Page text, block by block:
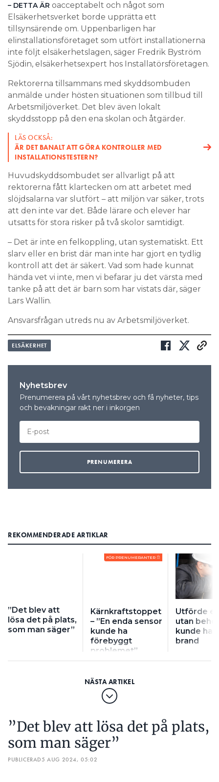
– DETTA ÄR oacceptabelt och något som
Elsäkerhetsverket borde upprätta ett
tillsynsärende om. Uppenbarligen har
elinstallationsföretaget som utfört installationerna
inte följt elsäkerhetslagen, säger Fredrik Byström
Sjödin, elsäkerhetsexpert hos Installatörsföretagen.
Rektorerna tillsammans med skyddsombuden
anmälde under hösten situationen som tillbud till
Arbetsmiljöverket. Det blev även lokalt
skyddsstopp på den ena skolan och åtgärder.
LÄS OCKSÅ:
ÄR DET BANALT ATT GÖRA KONTROLLER MED
INSTALLATIONSTESTERN?
Huvudskyddsombudet ser allvarligt på att
rektorerna fått klartecken om att arbetet med
slöjdsalarna var slutfört – att miljön var säker, trots
att den inte var det. Både lärare och elever har
utsatts för stora risker på två skolor samtidigt.
– Det är inte en felkoppling, utan systematiskt. Ett
slarv eller en brist där man inte har gjort en tydlig
kontroll att det är säkert. Vad som hade kunnat
hända vet vi inte, men vi befarar ju det värsta med
tanke på att det är barn som har vistats där, säger
Lars Wallin.
Ansvarsfrågan utreds nu av Arbetsmiljöverket.
ELSÄKERHET
Nyhetsbrev
Prenumerera på vårt nyhetsbrev och få nyheter, tips
och bevakningar rakt ner i inkorgen
REKOMMENDERADE ARTIKLAR
”Det blev att
lösa det på plats,
som man säger”
FÖR PRENUMERANTER
Kärnkraftstoppet
– ”En enda sensor
kunde ha
förebyggt
problemet”
Utförde
utan
kunde ha
brand
”Det blev att lösa det på plats,
som man säger”
PUBLICERAD5 AUG 2024, 05:02